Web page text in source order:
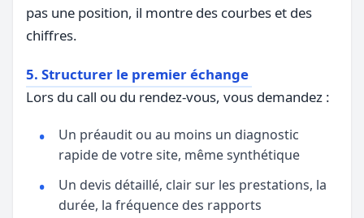
pas une position, il montre des courbes et des
chiffres.
5. Structurer le premier échange
Lors du call ou du rendez-vous, vous demandez :
Un préaudit ou au moins un diagnostic
rapide de votre site, même synthétique
Un devis détaillé, clair sur les prestations, la
durée, la fréquence des rapports